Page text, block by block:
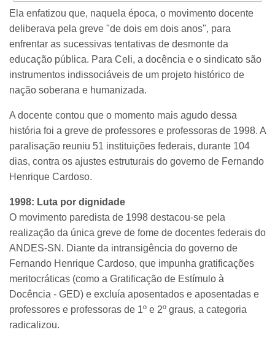
Ela enfatizou que, naquela época, o movimento docente
deliberava pela greve "de dois em dois anos", para
enfrentar as sucessivas tentativas de desmonte da
educação pública. Para Celi, a docência e o sindicato são
instrumentos indissociáveis de um projeto histórico de
nação soberana e humanizada.
A docente contou que o momento mais agudo dessa
história foi a greve de professores e professoras de 1998. A
paralisação reuniu 51 instituições federais, durante 104
dias, contra os ajustes estruturais do governo de Fernando
Henrique Cardoso.
1998: Luta por dignidade
O movimento paredista de 1998 destacou-se pela
realização da única greve de fome de docentes federais do
ANDES-SN. Diante da intransigência do governo de
Fernando Henrique Cardoso, que impunha gratificações
meritocráticas (como a Gratificação de Estímulo à
Docência - GED) e excluía aposentados e aposentadas e
professores e professoras de 1º e 2º graus, a categoria
radicalizou.